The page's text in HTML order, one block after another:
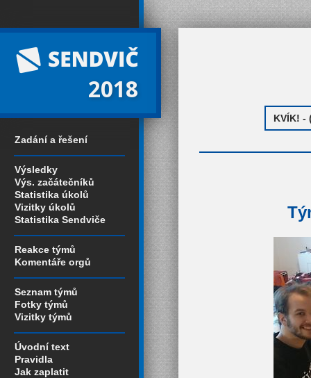
2018
Zadání a řešení
Výsledky
Výs. začátečníků
Statistika úkolů
Vizitky úkolů
Statistika Sendviče
Reakce týmů
Komentáře orgů
Seznam týmů
Fotky týmů
Vizitky týmů
Úvodní text
Pravidla
Jak zaplatit